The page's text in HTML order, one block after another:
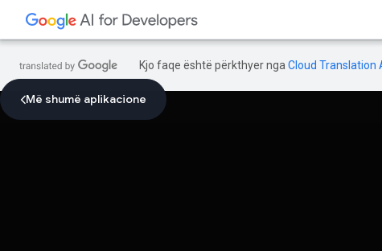
Kjo faqe është përkthyer nga Cloud Translation
Më shumë aplikacione